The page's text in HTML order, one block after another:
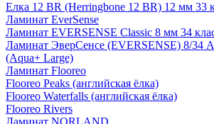
Елка 12 BR (Herringbone 12 BR) 12 мм 33
Ламинат EverSense
Ламинат EVERSENSE Classic 8 мм 34
Ламинат ЭверСенсе (EVERSENSE) 8/34
(Aqua+ Large)
Ламинат Flooreo
Flooreo Peaks (английская ёлка)
Flooreo Waterfalls (английская ёлка)
Flooreo Rivers
Ламинат NORLAND